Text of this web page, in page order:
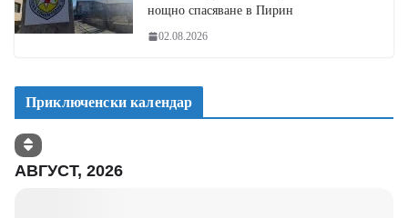
нощно спасяване в Пирин
02.08.2026
Приключенски календар
АВГУСТ, 2026